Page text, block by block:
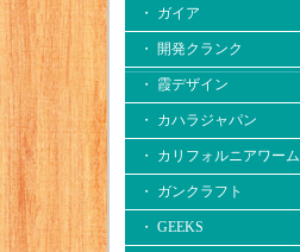
・ ガイア
・ 開発クランク
・ 霞デザイン
・ カハラジャパン
・ カリフォルニアワーム
・ ガンクラフト
・ GEEKS